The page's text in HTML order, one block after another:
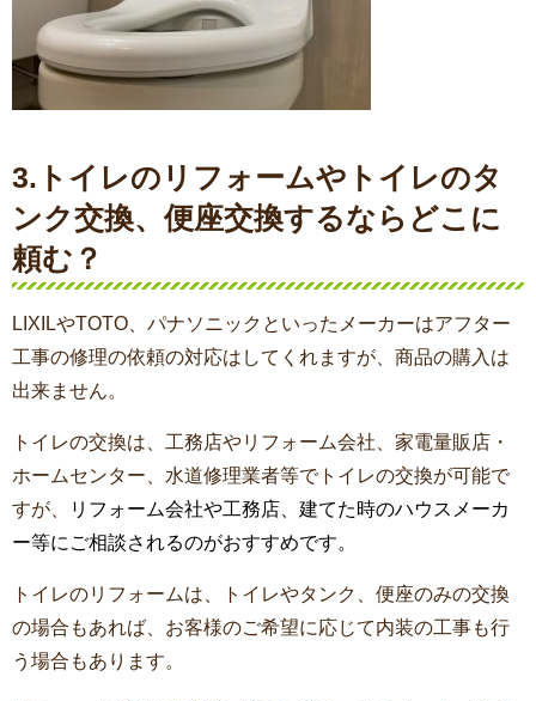
3.トイレのリフォームやトイレのタ
ンク交換、便座交換するならどこに
頼む？
LIXILやTOTO、パナソニックといったメーカーはアフター
工事の修理の依頼の対応はしてくれますが、商品の購入は
出来ません。
トイレの交換は、工務店やリフォーム会社、家電量販店・
ホームセンター、水道修理業者等でトイレの交換が可能で
すが、
リフォーム会社や工務店、建てた時のハウスメーカ
ー等にご相談されるのがおすすめです。
トイレのリフォームは、トイレやタンク、便座のみの交換
の場合もあれば、お客様のご希望に応じて内装の工事も行
う場合もあります。